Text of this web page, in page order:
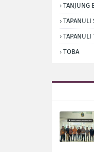
TANJUNG
TAPANULI
TAPANULI
TOBA